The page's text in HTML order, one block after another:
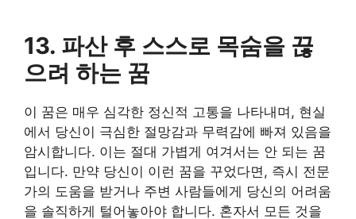
13. 파산 후 스스로 목숨을 끊
으려 하는 꿈
이 꿈은 매우 심각한 정신적 고통을 나타내며, 현실
에서 당신이 극심한 절망감과 무력감에 빠져 있음을
암시합니다. 이는 절대 가볍게 여겨서는 안 되는 꿈
입니다. 만약 당신이 이런 꿈을 꾸었다면, 즉시 전문
가의 도움을 받거나 주변 사람들에게 당신의 어려움
을 솔직하게 털어놓아야 합니다. 혼자서 모든 것을